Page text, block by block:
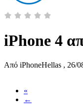
iPhone 4
Από iPhoneHellas , 26/
«
←